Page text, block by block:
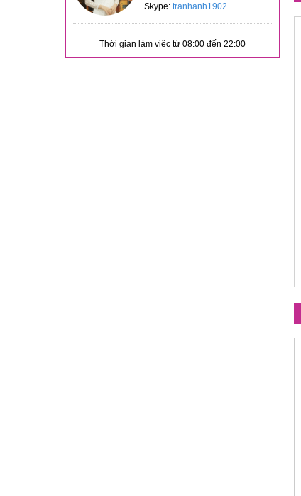
Skype: tranhanh1902
Thời gian làm việc từ 08:00 đến 22:00